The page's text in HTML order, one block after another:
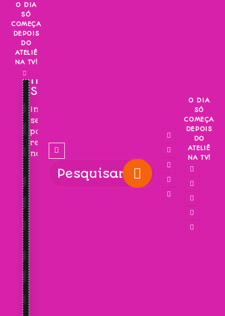
Skip
content
O DIA
SÓ
COMEÇA
DEPOIS
DO
ATELIÊ
NA TV!
INSCREVA-
SE!
Inscreva-
se
para
receber
novidades!
O DIA
SÓ
COMEÇA
DEPOIS
DO
ATELIÊ
NA TV!